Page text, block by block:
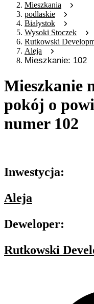
Mieszkania
podlaskie
Białystok
Wysoki Stoczek
Rutkowski
Aleja
Mieszkanie: 102
Mieszkanie
pokój o
numer 102
Inwestycja:
Aleja
Deweloper:
Rutkowski